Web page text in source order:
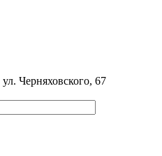
Черняховского, 67